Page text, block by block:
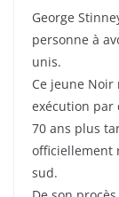
George
personne à
unis.
Ce jeune Noir
exécution par
70 ans plus
officiellement
sud.